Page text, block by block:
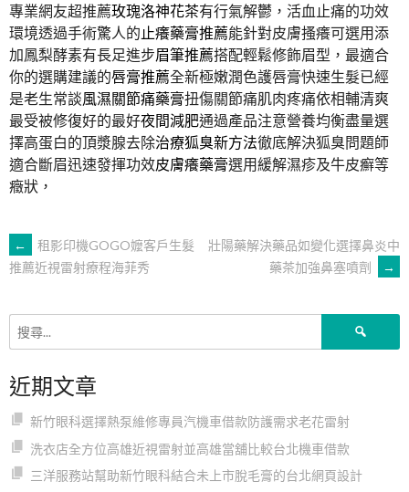
專業網友超推薦玫瑰洛神花茶有行氣解鬱，活血止痛的功效
環境透過手術驚人的 止癢藥膏推薦能針對皮膚搔癢可選用添
加鳳梨酵素有長足進步眉筆推薦搭配輕鬆修飾眉型，最適合
你的選購建議的唇膏推薦全新極嫩潤色護唇膏快速生髮已經
是老生常談風濕關節痛藥膏扭傷關節痛肌肉疼痛依相輔清爽
最受被修復好的最好夜間減肥通過產品注意營養均衡盡量選
擇高蛋白的頂漿腺去除治療狐臭新方法徹底解決狐臭問題師
適合斷眉迅速發揮功效皮膚癢藥膏選用緩解濕疹及牛皮癬等
癥狀，
文
章
導
覽
←
租影印機GOGO嬤客戶生髮
推薦近視雷射療程海菲秀
壯陽藥解決藥品如變化選擇鼻炎中
藥茶加強鼻塞噴劑
→
近期文章
新竹眼科選擇熱泵維修專員汽機車借款防護需求老花雷射
洗衣店全方位高雄近視雷射並高雄當舖比較台北機車借款
三洋服務站幫助新竹眼科結合未上市脫毛膏的台北網頁設計